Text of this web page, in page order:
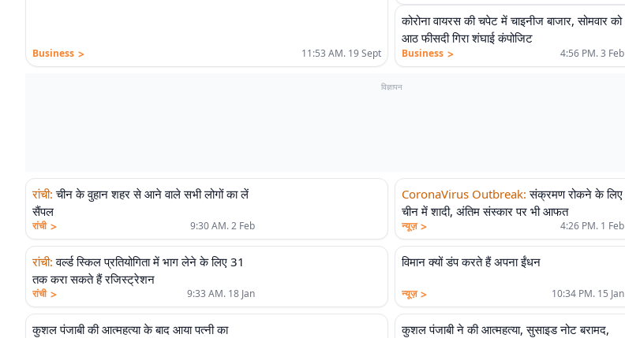
Business > 11:53 AM. 19 Sept
कोरोना वायरस की चपेट में चाइनीज बाजार, सोमवार को
आठ फीसदी गिरा शंघाई कंपोजिट
Business > 4:56 PM. 3 Feb
विज्ञापन
रांची: चीन के वुहान शहर से आने वाले सभी लोगों का लें
सैंपल
रांची > 9:30 AM. 2 Feb
CoronaVirus Outbreak: संक्रमण रोकने के लिए
चीन में शादी, अंतिम संस्कार पर भी आफत
न्यूज़ > 4:26 PM. 1 Feb
रांची: वर्ल्ड स्किल प्रतियोगिता में भाग लेने के लिए 31
तक करा सकते हैं रजिस्ट्रेशन
रांची > 9:33 AM. 18 Jan
विमान क्यों डंप करते हैं अपना ईंधन
न्यूज़ > 10:34 PM. 15 Jan
कुशल पंजाबी की आत्महत्या के बाद आया पत्नी का
कुशल पंजाबी ने की आत्महत्या, सुसाइड नोट बरामद,